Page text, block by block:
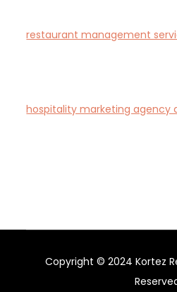
restaurant management
hospitality marketing agency
Copyright © 2024 Kortez